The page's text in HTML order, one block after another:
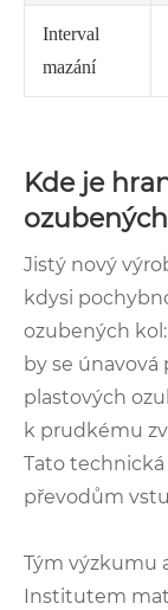
Interval
mazání
Kde je
Jistý nový
kdysi
ozubených
by se
plastových
k prudkému
Tato
převodům
Tým výzkumu
Institutem